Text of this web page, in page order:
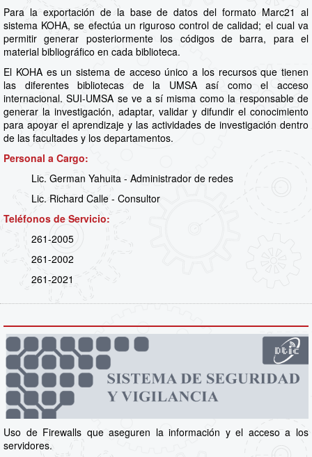
Para la exportación de la base de datos del formato Marc21 al
sistema KOHA, se efectúa un riguroso control de calidad; el cual va
permitir generar posteriormente los códigos de barra, para el
material bibliográfico en cada biblioteca.
El KOHA es un sistema de acceso único a los recursos que tienen
las diferentes bibliotecas de la UMSA así como el acceso
internacional. SUI-UMSA se ve a sí misma como la responsable de
generar la investigación, adaptar, validar y difundir el conocimiento
para apoyar el aprendizaje y las actividades de investigación dentro
de las facultades y los departamentos.
Personal a Cargo:
Lic. German Yahuita - Administrador de redes
Lic. Richard Calle - Consultor
Teléfonos de Servicio:
261-2005
261-2002
261-2021
Uso de Firewalls que aseguren la información y el acceso a los
servidores.